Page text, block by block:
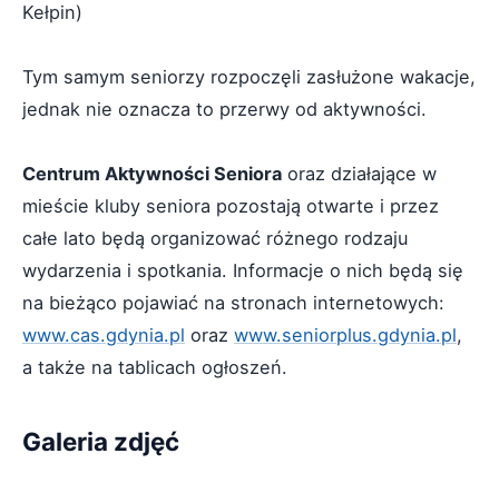
Kełpin)
Tym samym seniorzy rozpoczęli zasłużone wakacje,
jednak nie oznacza to przerwy od aktywności.
Centrum Aktywności Seniora oraz działające w
mieście kluby seniora pozostają otwarte i przez
całe lato będą organizować różnego rodzaju
wydarzenia i spotkania. Informacje o nich będą się
na bieżąco pojawiać na stronach internetowych:
www.cas.gdynia.pl oraz www.seniorplus.gdynia.pl,
a także na tablicach ogłoszeń.
Galeria zdjęć